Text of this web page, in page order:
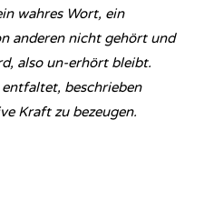
wahres Wort, ein
anderen nicht gehört und
also un-erhört bleibt.
beschrieben
Kraft zu bezeugen.